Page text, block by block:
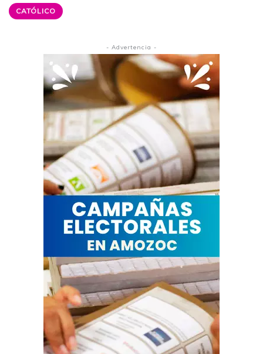
CATÓLICO
- Advertencia -